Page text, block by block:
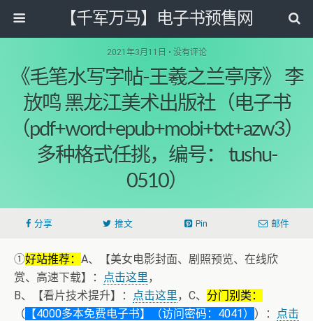
【千军万马】电子书预售网
2021年3月11日 • 没有评论
《毛笔水写字帖-王羲之兰亭序》 李
放鸣 黑龙江美术出版社（电子书
（pdf+word+epub+mobi+txt+azw3）
多种格式任挑，编号： tushu-
0510）
分享 推文 Pin 邮件
①好站推荐： A、【美女电影封面、剧照预览、在线欣
赏、高速下载】：
点击这里，
B、【看片技术提升】：
点击这里，C、 分门别类：
（ 【4000多本免费电子书】（访问密码：4041） ）：
点击